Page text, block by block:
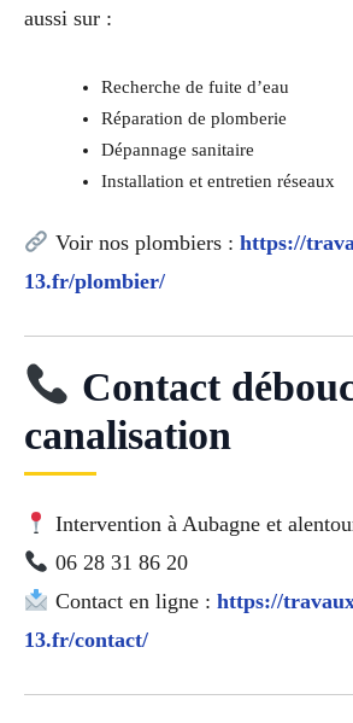
aussi sur :
Recherche de fuite d’eau
Réparation de plomberie
Dépannage sanitaire
Installation et entretien réseaux
Voir nos plombiers : https://
13.fr/plombier/
Contact
canalisation
Intervention à Aubagne et
06 28 31 86 20
Contact en ligne : https://
13.fr/contact/